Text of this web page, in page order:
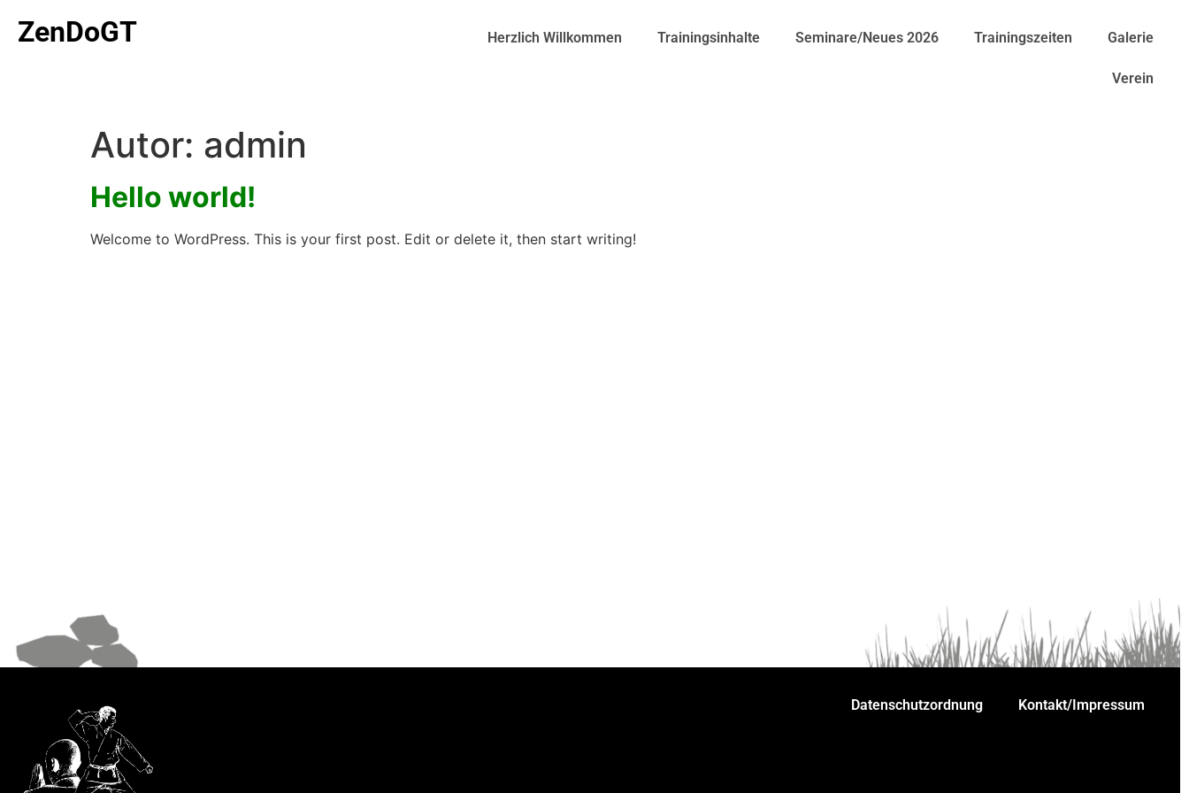
ZenDoGT Herzlich Willkommen Trainingsinhalte Seminare/Neues 2026 Trainingszeiten Galerie
Verein
Autor: admin
Hello world!
Welcome to WordPress. This is your first post. Edit or delete it, then start writing!
Datenschutzordnung Kontakt/Impressum